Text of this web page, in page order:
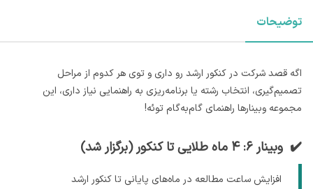
توضیحات
اگه قصد شرکت در کنکور ارشد رو داری و توی هر کدوم از مراحل
تصمیم‌گیری، انتخاب رشته یا برنامه‌ریزی به راهنمایی نیاز داری، این
مجموعه وبینارها راهنمای گام‌به‌گام توئه!
✔️ وبینار ۶: ۴ ماه طلایی تا کنکور (برگزار شد)
افزایش ساعت مطالعه در ماه‌های پایانی تا کنکور ارشد